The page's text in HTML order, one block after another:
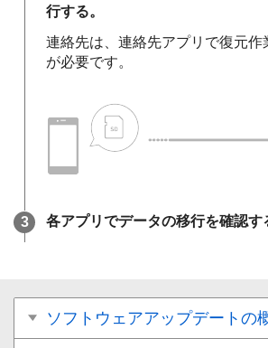
行する。
連絡先は、連絡先アプリで復元作
が必要です。
各アプリでデータの移行を確認す
ソフトウェアアップデートの